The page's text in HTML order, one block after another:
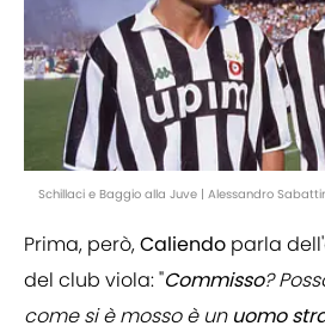
Schillaci e Baggio alla Juve | Alessandro
Prima, però,Caliendo parla
del club viola: "Commisso?
come si è mosso è un uomo